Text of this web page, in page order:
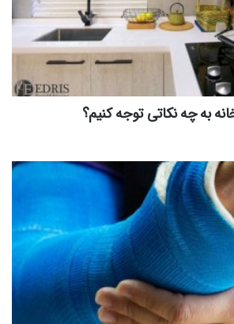
به چه نکاتی توجه کنیم؟